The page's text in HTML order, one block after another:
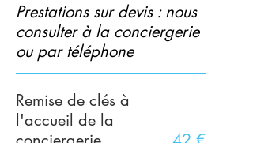
Prestations sur devis : nous
consulter à la conciergerie
ou par téléphone
Remise de clés à
l'accueil de la